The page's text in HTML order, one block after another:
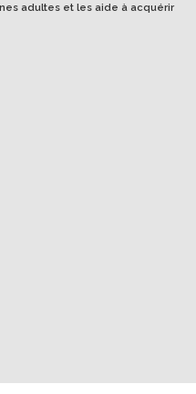
adultes et les aide à acquérir